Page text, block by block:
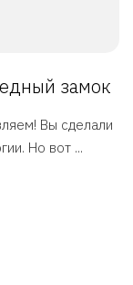
замок
Вы сделали
Но вот ...